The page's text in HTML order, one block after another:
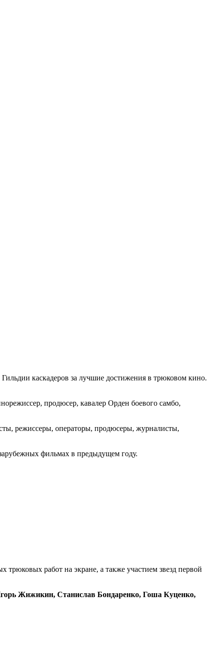
каскадеров за лучшие достижения в трюковом кино.
продюсер, кавалер Орден боевого самбо,
режиссеры, операторы, продюсеры, журналисты,
фильмах в предыдущем году.
работ на экране, а также участием звезд первой
Жижикин, Станислав Бондаренко, Гоша Куценко,